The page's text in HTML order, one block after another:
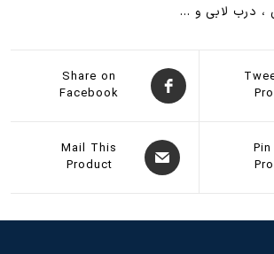
Share on
Facebook
Mail This
Product